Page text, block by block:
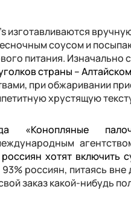
изготавливаются
соусом и
питания. Изначально с
страны –
при обжаривании
хрустящую
«Конопляные
хотят включить
93% россиян, питаясь
заказ какой-нибудь